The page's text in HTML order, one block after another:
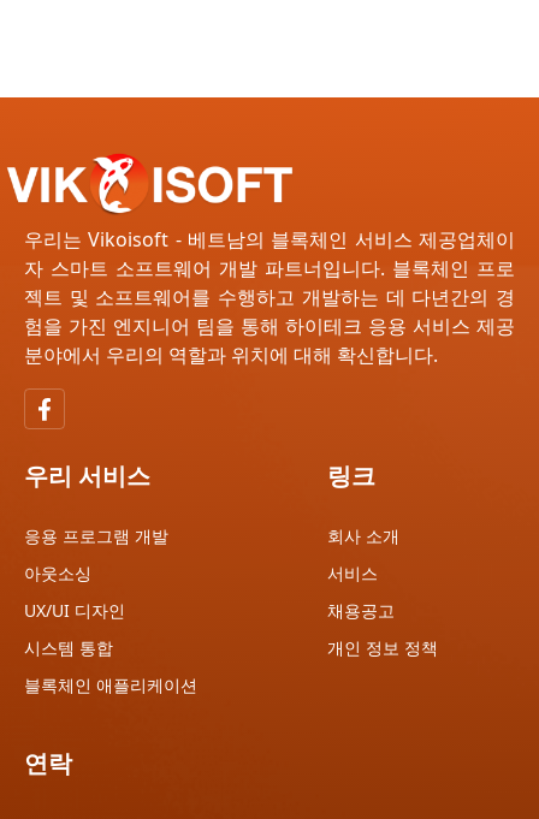
우리는 Vikoisoft - 베트남의 블록체인 서비스 제공업체이
자 스마트 소프트웨어 개발 파트너입니다. 블록체인 프로
젝트 및 소프트웨어를 수행하고 개발하는 데 다년간의 경
험을 가진 엔지니어 팀을 통해 하이테크 응용 서비스 제공
분야에서 우리의 역할과 위치에 대해 확신합니다.
우리 서비스
응용 프로그램 개발
아웃소싱
UX/UI 디자인
시스템 통합
블록체인 애플리케이션
링크
회사 소개
서비스
채용공고
개인 정보 정책
연락